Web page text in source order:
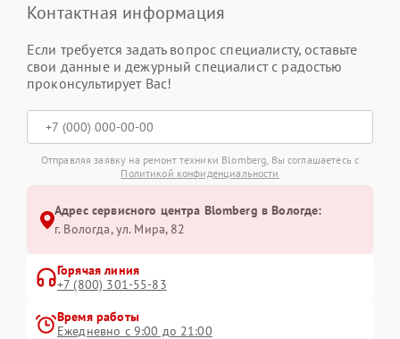
Контактная информация
Если требуется задать вопрос специалисту, оставьте
свои данные и дежурный специалист с радостью
проконсультирует Вас!
Отправляя заявку на ремонт техники Blomberg, Вы соглашаетесь с
Политикой конфиденциальности
Адрес сервисного центра Blomberg в Вологде:
г. Вологда, ул. Мира, 82
Горячая линия
+7 (800) 301-55-83
Время работы
Ежедневно с 9:00 до 21:00